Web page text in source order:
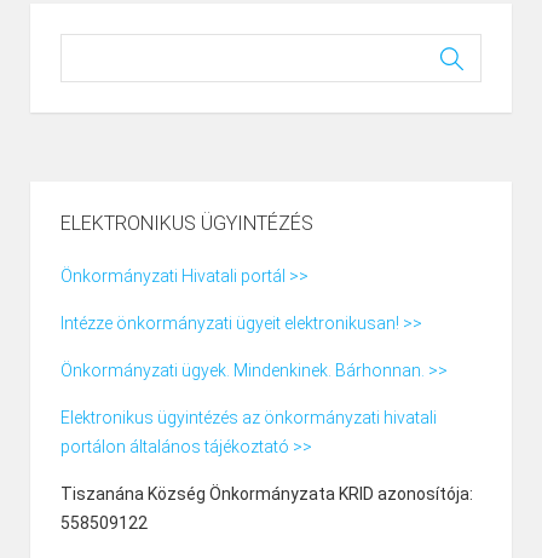
ELEKTRONIKUS ÜGYINTÉZÉS
Önkormányzati Hivatali portál >>
Intézze önkormányzati ügyeit elektronikusan! >>
Önkormányzati ügyek. Mindenkinek. Bárhonnan. >>
Elektronikus ügyintézés az önkormányzati hivatali
portálon általános tájékoztató >>
Tiszanána Község Önkormányzata KRID azonosítója:
558509122